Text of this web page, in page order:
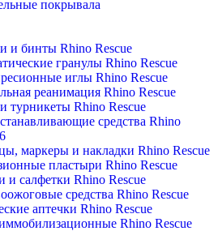
покрывала
и бинты Rhino Rescue
гранулы Rhino Rescue
иглы Rhino Rescue
реанимация Rhino Rescue
турникеты Rhino Rescue
средства Rhino
маркеры и накладки Rhino Rescue
пластыри Rhino Rescue
и салфетки Rhino Rescue
средства Rhino Rescue
аптечки Rhino Rescue
Rhino Rescue